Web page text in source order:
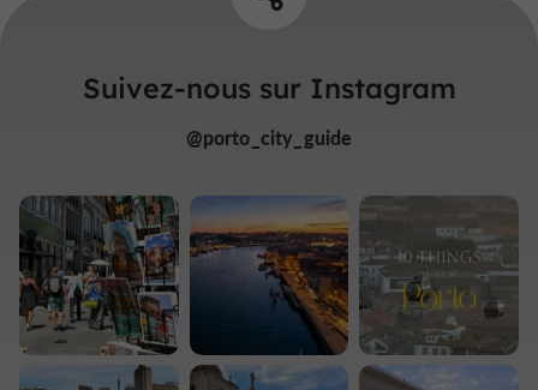
Suivez-nous sur Instagram
@porto_city_guide